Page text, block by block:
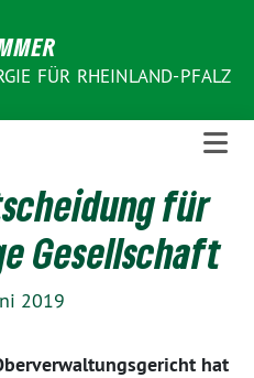
FÜR RHEINLAND-PFALZ
für
Gesellschaft
2019
hat